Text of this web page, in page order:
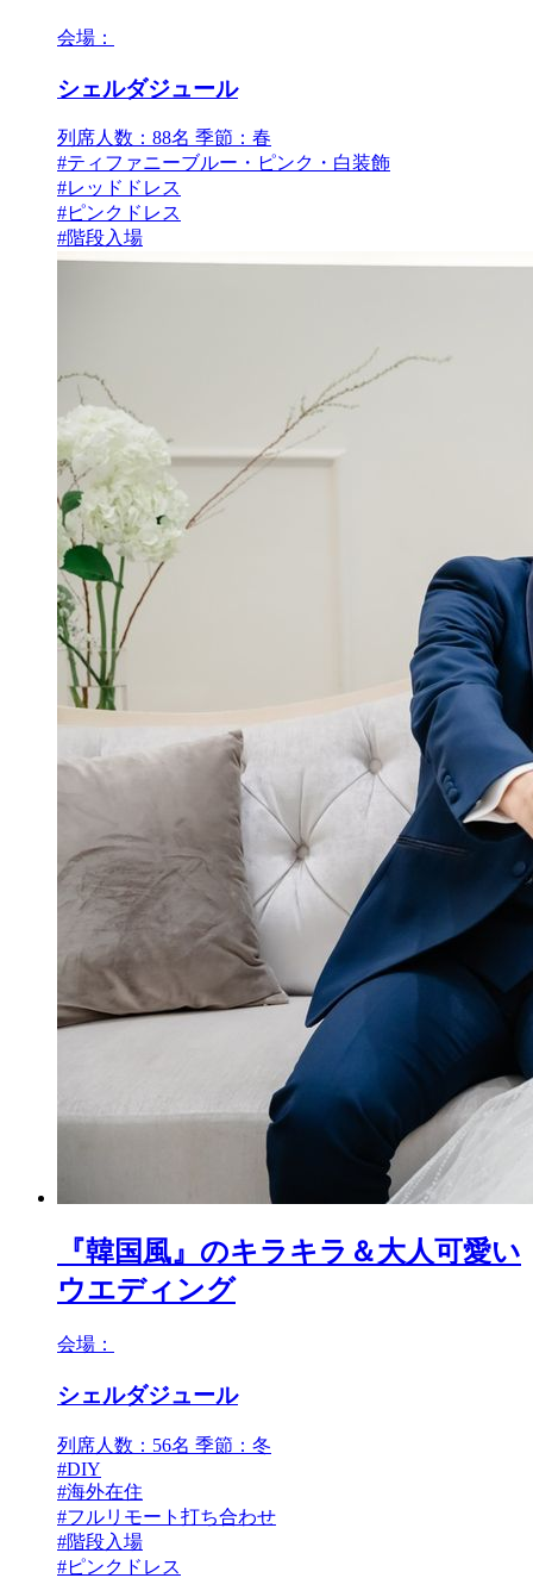
会場：
シェルダジュール
列席人数：88名 季節：春
#ティファニーブルー・ピンク・白装飾
#レッドドレス
#ピンクドレス
#階段入場
『韓国風』のキラキラ＆大人可愛い
ウエディング
会場：
シェルダジュール
列席人数：56名 季節：冬
#DIY
#海外在住
#フルリモート打ち合わせ
#階段入場
#ピンクドレス